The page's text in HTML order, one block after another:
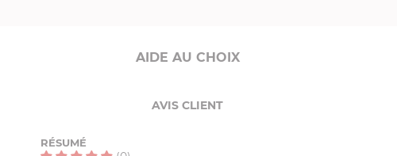
AIDE AU CHOIX
AVIS CLIENT
RÉSUMÉ